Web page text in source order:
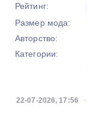
Рейтинг:
Размер мода:
Авторство:
Категории:
22-07-2026, 17:56